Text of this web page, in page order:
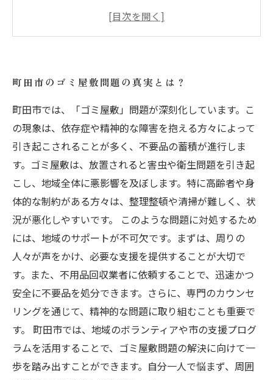
心と体の健康を守るための解決策とは
未来の町田市へ向けたゴミ屋敷問題の解決ロー
ドマップ
町田市のゴミ屋敷問題の真実とは？
町田市では、「ゴミ屋敷」問題が深刻化しています。こ
の現象は、依存症や精神的な障害を抱える方々によって
引き起こされることが多く、不要品の蓄積が進行しま
す。ゴミ屋敷は、放置されると害虫や衛生問題を引き起
こし、地域全体に悪影響を及ぼします。特に高齢者や身
体的な制約がある方々は、整理整頓や清掃が難しく、状
況が悪化しやすいです。 このような問題に対処するため
には、地域のサポートが不可欠です。まずは、周りの
人々が声をかけ、必要な支援を提供することが大切で
す。また、不用品回収業者に依頼することで、迅速かつ
安全に不要品を処分できます。さらに、専門のカウンセ
リングを通じて、精神的な問題に取り組むことも重要で
す。 町田市では、地域のボランティアや市の支援プログ
ラムを活用することで、ゴミ屋敷問題の解決に向けて一
歩を踏み出すことができます。自分一人で悩まず、周囲